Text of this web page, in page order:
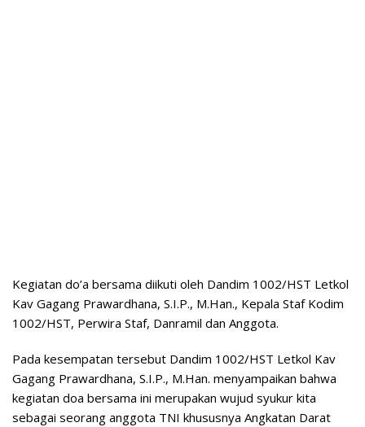
Kegiatan do’a bersama diikuti oleh Dandim 1002/HST Letkol
Kav Gagang Prawardhana, S.I.P., M.Han., Kepala Staf Kodim
1002/HST, Perwira Staf, Danramil dan Anggota.
Pada kesempatan tersebut Dandim 1002/HST Letkol Kav
Gagang Prawardhana, S.I.P., M.Han. menyampaikan bahwa
kegiatan doa bersama ini merupakan wujud syukur kita
sebagai seorang anggota TNI khususnya Angkatan Darat